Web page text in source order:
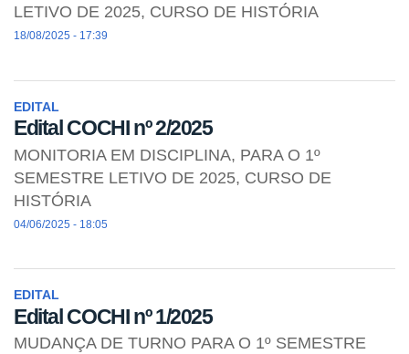
LETIVO DE 2025, CURSO DE HISTÓRIA
18/08/2025 - 17:39
EDITAL
Edital COCHI nº 2/2025
MONITORIA EM DISCIPLINA, PARA O 1º
SEMESTRE LETIVO DE 2025, CURSO DE
HISTÓRIA
04/06/2025 - 18:05
EDITAL
Edital COCHI nº 1/2025
MUDANÇA DE TURNO PARA O 1º SEMESTRE